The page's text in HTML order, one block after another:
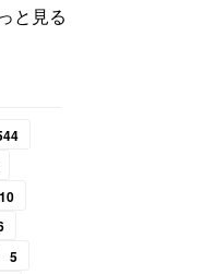
と見る
10
5